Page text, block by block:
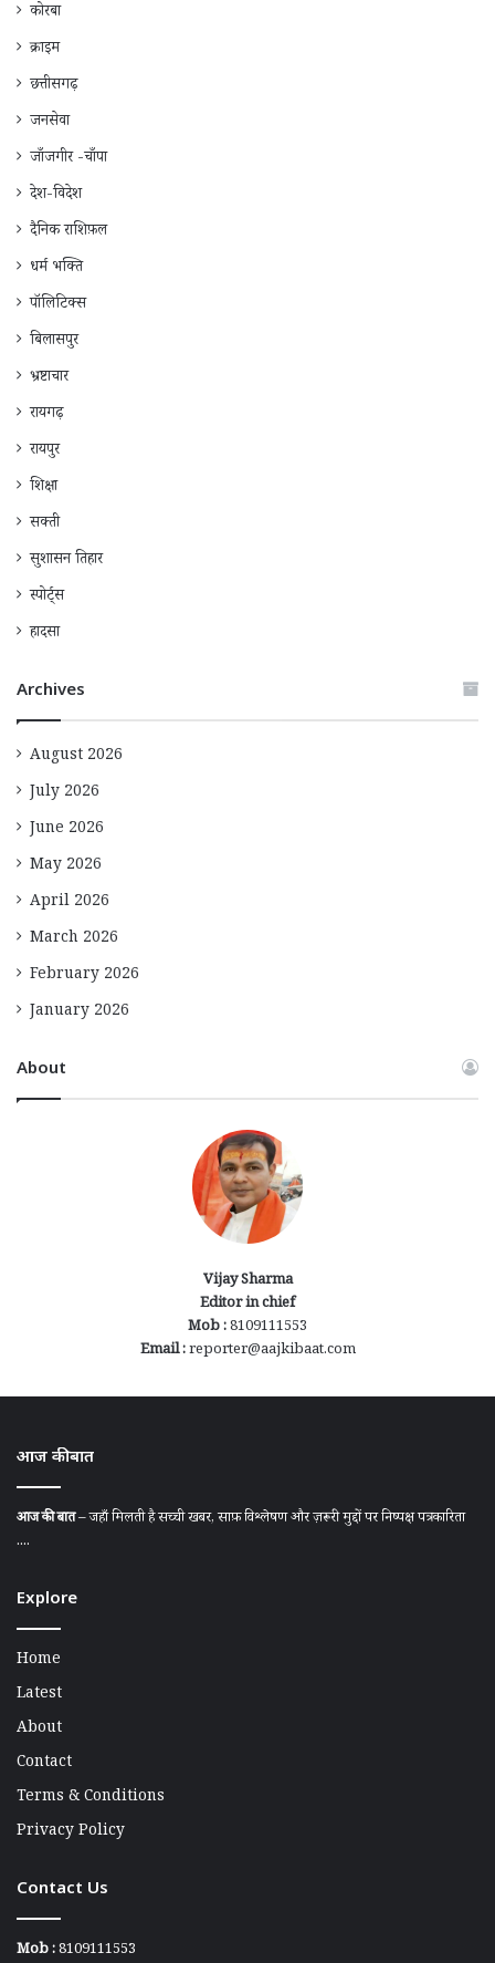
कोरबा
क्राइम
छत्तीसगढ़
जनसेवा
जाँजगीर -चाँपा
देश-विदेश
दैनिक राशिफ़ल
धर्म भक्ति
पॉलिटिक्स
बिलासपुर
भ्रष्टाचार
रायगढ़
रायपुर
शिक्षा
सक्ती
सुशासन तिहार
स्पोर्ट्स
हादसा
Archives
August 2026
July 2026
June 2026
May 2026
April 2026
March 2026
February 2026
January 2026
About
Vijay Sharma
Editor in chief
Mob :8109111553
Email :reporter@aajkibaat.com
आज की बात
आज की बात– जहाँ मिलती है सच्ची खबर, साफ़ विश्लेषण और ज़रूरी मुद्दों पर निष्पक्ष पत्रकारिता
....
Explore
Home
Latest
About
Contact
Terms & Conditions
Privacy Policy
Contact Us
Mob :8109111553